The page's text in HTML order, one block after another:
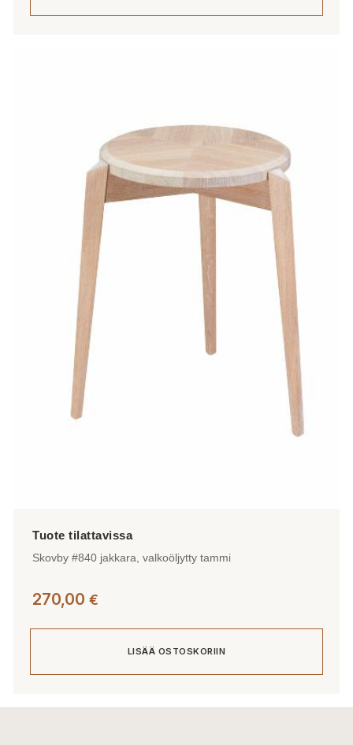
Skovby #840 jakkara, valkoöljytty tammi
270,00 €
LISÄÄ OSTOSKORIIN